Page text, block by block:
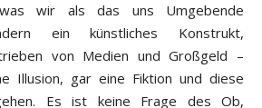
wir als das uns Umgebende
ein künstliches Konstrukt,
von Medien und Großgeld –
Illusion, gar eine Fiktion und diese
Es ist keine Frage des Ob,